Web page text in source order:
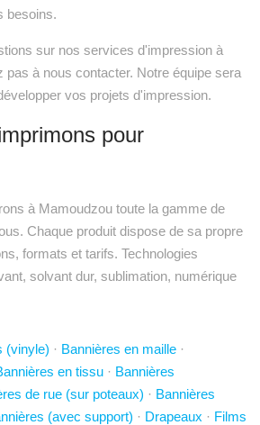
besoins.
sur nos services d'impression à
pas à nous contacter. Notre équipe sera
vos projets d'impression.
pour
à Mamoudzou toute la gamme de
Chaque produit dispose de sa propre
formats et tarifs. Technologies
solvant dur, sublimation, numérique
(vinyle) · Bannières en maille ·
en tissu · Bannières
de rue (sur poteaux) · Bannières
(avec support) · Drapeaux · Films